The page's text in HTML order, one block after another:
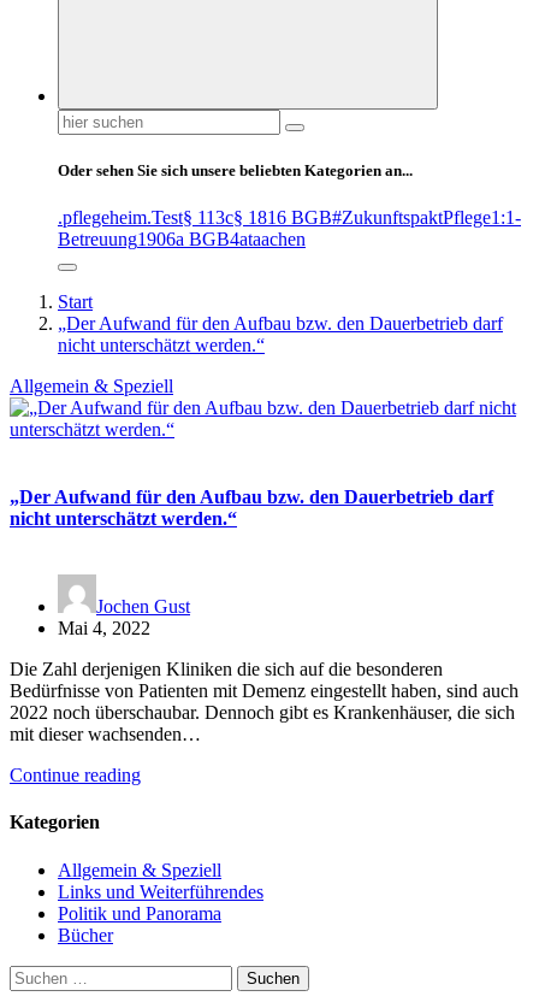
Suchen
nach:
Oder sehen Sie sich unsere beliebten Kategorien an...
.pflegeheim.Test§ 113c§ 1816 BGB#ZukunftspaktPflege1:1-
Betreuung1906a BGB4ataachen
Start
„Der Aufwand für den Aufbau bzw. den Dauerbetrieb darf
nicht unterschätzt werden.“
Allgemein & Speziell
„Der Aufwand für den Aufbau bzw. den Dauerbetrieb darf
nicht unterschätzt werden.“
Jochen Gust
Mai 4, 2022
Die Zahl derjenigen Kliniken die sich auf die besonderen
Bedürfnisse von Patienten mit Demenz eingestellt haben, sind auch
2022 noch überschaubar. Dennoch gibt es Krankenhäuser, die sich
mit dieser wachsenden…
Continue reading
Kategorien
Allgemein & Speziell
Links und Weiterführendes
Politik und Panorama
Bücher
Suchen
nach: